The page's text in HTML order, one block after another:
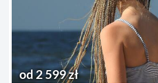
od 2 599 zł